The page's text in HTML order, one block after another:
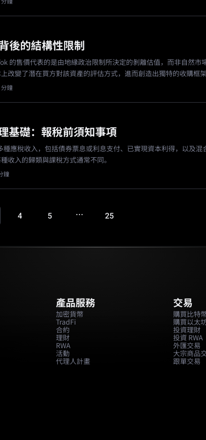
鐘
後的結構性限制
的售價代表的是由地緣政治限制所決定的剝離估值，而非自然市
改變了潛在買方對該資產的評估方式，進而創造出獨特的收購框架
鐘
基礎：報稅前須知事項
種應稅收入，包括債券票息或利息支付、已實現資本利得，以及混
收入的歸類與課稅方式通常不同。
鐘
4 5 … 25
產品服務
加密貨幣
TradFi
合約
理財
RWA
活動
代理人計畫
交易
購買比特
購買以太
投資理財
投資 RWA
外匯交易
大宗商品
跟單交易